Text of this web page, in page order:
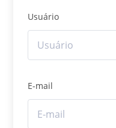
Usuário
E-mail